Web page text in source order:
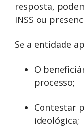
resposta,
INSS ou
Se a entidade
O
processo;
Contestar
ideológica;